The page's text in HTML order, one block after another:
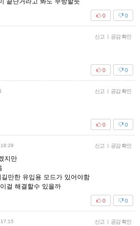
0
0
신고 | 공감 확인
0
0
신고 | 공감 확인
0
0
신고 | 공감 확인
지만
만한 유입용 모드가 있어야함
걸 해결할수 있을까
0
0
신고 | 공감 확인